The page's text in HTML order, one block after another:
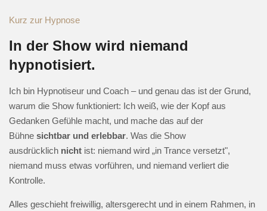
Kurz zur Hypnose
In der Show wird niemand
hypnotisiert.
Ich bin Hypnotiseur und Coach – und genau das ist der Grund,
warum die Show funktioniert: Ich weiß, wie der Kopf aus
Gedanken Gefühle macht, und mache das auf der
Bühne sichtbar und erlebbar. Was die Show
ausdrücklich nicht ist: niemand wird „in Trance versetzt",
niemand muss etwas vorführen, und niemand verliert die
Kontrolle.
Alles geschieht freiwillig, altersgerecht und in einem Rahmen, in